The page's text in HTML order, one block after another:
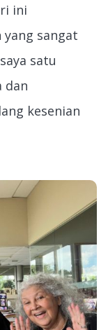
ini
sangat
satu
dan
kesenian